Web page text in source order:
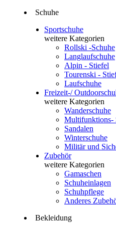
Schuhe
Sportschuhe
weitere Kategorien
Rollski -Schuhe
Langlaufschuhe
Alpin - Stiefel
Tourenski -
Laufschuhe
Freizeit-/
weitere Kategorien
Wanderschuhe
Multifunktions-
Sandalen
Winterschuhe
Militär und
Zubehör
weitere Kategorien
Gamaschen
Schuheinlagen
Schuhpflege
Anderes
Bekleidung